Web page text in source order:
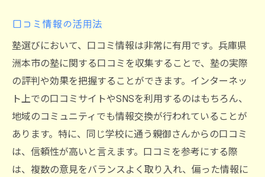
口コミ情報の活用法
塾選びにおいて、口コミ情報は非常に有用です。兵庫県
洲本市の塾に関する口コミを収集することで、塾の実際
の評判や効果を把握することができます。インターネッ
ト上での口コミサイトやSNSを利用するのはもちろん、
地域のコミュニティでも情報交換が行われていることが
あります。特に、同じ学校に通う親御さんからの口コミ
は、信頼性が高いと言えます。口コミを参考にする際
は、複数の意見をバランスよく取り入れ、偏った情報に